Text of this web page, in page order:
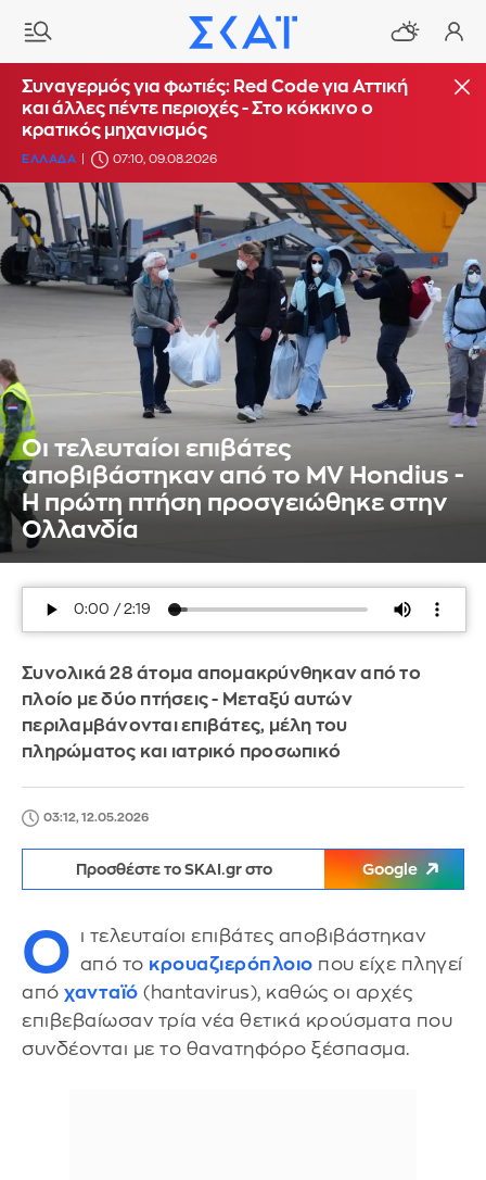
Συναγερμός για φωτιές: Red Code για Αττική
και άλλες πέντε περιοχές - Στο κόκκινο ο
κρατικός μηχανισμός
ΕΛΛΑΔΑ 07:10, 09.08.2026
Οι τελευταίοι επιβάτες
αποβιβάστηκαν από το MV Hondius -
Η πρώτη πτήση προσγειώθηκε στην
Ολλανδία
Συνολικά 28 άτομα απομακρύνθηκαν από το
πλοίο με δύο πτήσεις - Μεταξύ αυτών
περιλαμβάνονται επιβάτες, μέλη του
πληρώματος και ιατρικό προσωπικό
03:12, 12.05.2026
Προσθέστε το SKAI.gr στο Google
Ο
ι τελευταίοι επιβάτες αποβιβάστηκαν
από το κρουαζιερόπλοιο που είχε πληγεί
από χανταϊό (hantavirus), καθώς οι αρχές
επιβεβαίωσαν τρία νέα θετικά κρούσματα που
συνδέονται με το θανατηφόρο ξέσπασμα.